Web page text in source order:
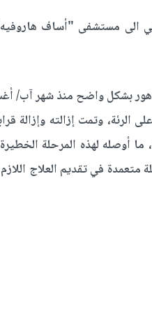
الى مستشفى "أساف
أوصله لهذه المرحلة
في تقديم العلاج اللازم